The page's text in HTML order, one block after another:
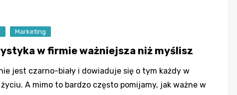
Marketing
w firmie ważniejsza niż myślisz
jest czarno-biały i dowiaduje się o tym każdy w
A mimo to bardzo często pomijamy, jak ważne w